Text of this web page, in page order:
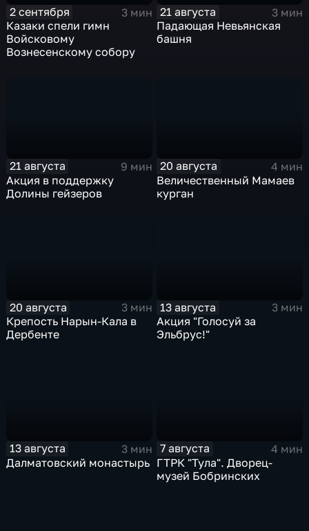
2 сентября
3 мин
Казаки спели гимн
Войсковому
Вознесенскому собору
21 августа
3 мин
Падающая Невьянская
башня
21 августа
9 мин
Акция в поддержку
Долины гейзеров
20 августа
4 мин
Величественный Мамаев
курган
20 августа
3 мин
Крепость Нарын-Кала в
Дербенте
13 августа
3 мин
Акция "Голосуй за
Эльбрус!"
13 августа
3 мин
Далматовский монастырь
7 августа
4 мин
ГТРК "Тула". Дворец-
музей Бобринских